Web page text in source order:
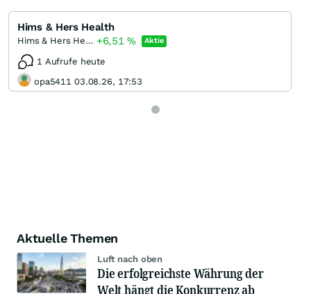
Hims & Hers Health
Hims & Hers Health Registered (A) +6,51% Aktie
1 Aufrufe heute
opa5411 03.08.26, 17:53
Aktuelle Themen
Luft nach oben
Die erfolgreichste Währung der
Welt hängt die Konkurrenz ab